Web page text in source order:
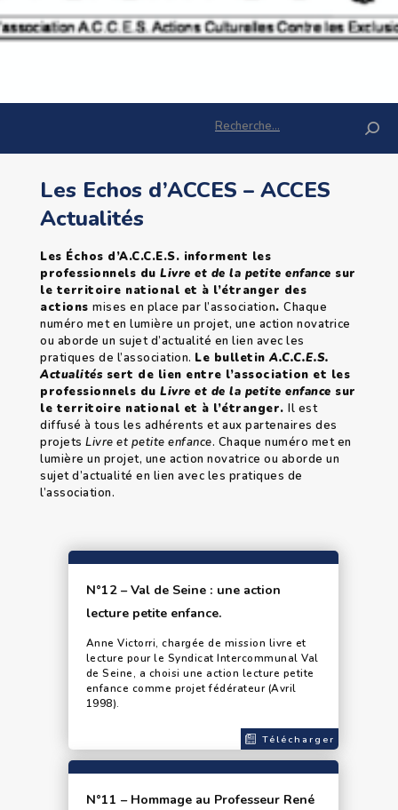
Les Echos d’ACCES – ACCES
Actualités
Les Échos d’A.C.C.E.S. informent les
professionnels du Livre et de la petite enfance sur
le territoire national et à l’étranger des
actions mises en place par l’association. Chaque
numéro met en lumière un projet, une action novatrice
ou aborde un sujet d’actualité en lien avec les
pratiques de l’association. Le bulletin A.C.C.E.S.
Actualités sert de lien entre l’association et les
professionnels du Livre et de la petite enfance sur
le territoire national et à l’étranger. Il est
diffusé à tous les adhérents et aux partenaires des
projets Livre et petite enfance. Chaque numéro met en
lumière un projet, une action novatrice ou aborde un
sujet d’actualité en lien avec les pratiques de
l’association.
N°12 – Val de Seine : une action
lecture petite enfance.
Anne Victorri, chargée de mission livre et
lecture pour le Syndicat Intercommunal Val
de Seine, a choisi une action lecture petite
enfance comme projet fédérateur (Avril
1998).
Télécharger
N°11 – Hommage au Professeur René